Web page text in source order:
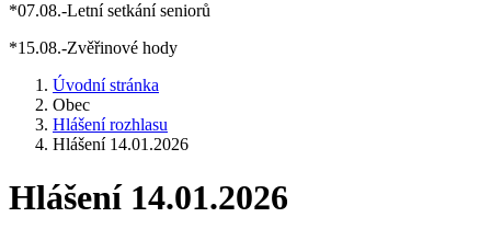
*07.08.-Letní setkání seniorů
*15.08.-Zvěřinové hody
Úvodní stránka
Obec
Hlášení rozhlasu
Hlášení 14.01.2026
Hlášení 14.01.2026